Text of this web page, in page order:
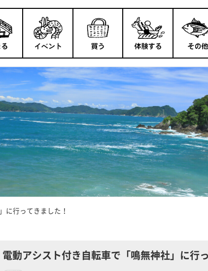
に行ってきました！
電動アシスト付き自転車で「鳴無神社」に行